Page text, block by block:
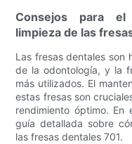
Consejos para
limpieza de las
Las fresas dentales son
de la odontología, y la
más utilizados. El
estas fresas son
rendimiento óptimo. En
guía detallada sobre
las fresas dentales 701.